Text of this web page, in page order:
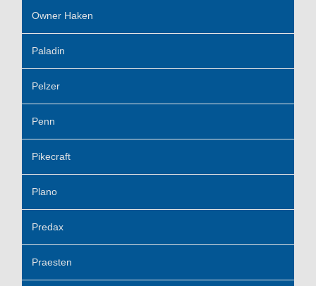
Owner Haken
Paladin
Pelzer
Penn
Pikecraft
Plano
Predax
Praesten